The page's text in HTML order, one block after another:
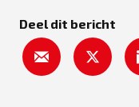
Deel dit bericht